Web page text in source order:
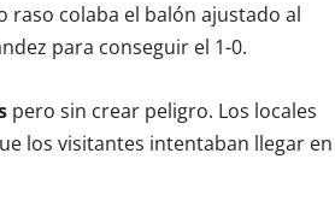
raso colaba el balón ajustado al
para conseguir el 1-0.
pero sin crear peligro. Los locales
los visitantes intentaban llegar en